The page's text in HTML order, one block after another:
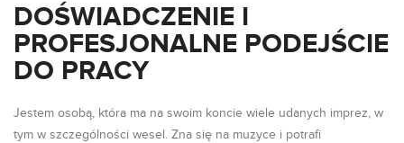
DOŚWIADCZENIE I
PROFESJONALNE PODEJŚCIE
DO PRACY
Jestem osobą, która ma na swoim koncie wiele udanych imprez, w
tym w szczególności wesel. Zna się na muzyce i potrafi